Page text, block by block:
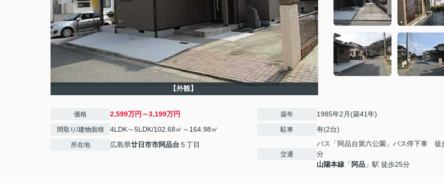
【外観】
価格 2,599万円～3,199万円
間取り/建物面積 4LDK～5LDK/102.68㎡～164.98㎡
所在地 広島県廿日市市阿品台 ５丁目
築年 1985年2月(築41年)
駐車 有(2台)
交通
バス「阿品台第六公園」バス停下車 徒
分
山陽本線 「 阿品 」駅 徒歩25分